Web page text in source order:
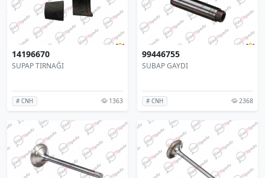
14196670
SUPAP TIRNAĞI
# CNH 1363
99446755
SUBAP GAYDI
# CNH 2368